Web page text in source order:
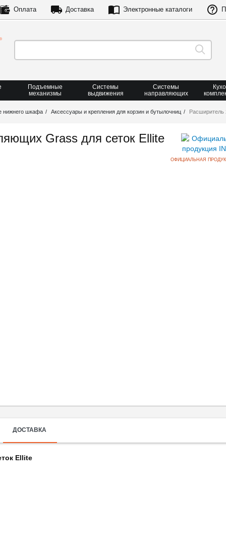
Оплата Доставка Электронные каталоги
Подъемные
механизмы
Системы
выдвижения
Системы
направляющих
нижнего шкафа Аксессуары и крепления для корзин и бутылочниц Расширитель
Grass для сеток Ellite
ОФИЦИАЛЬНАЯ
ДОСТАВКА
Ellite